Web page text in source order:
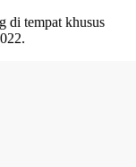
di tempat khusus